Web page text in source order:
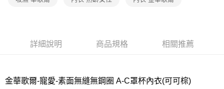
詳細說明 商品規格 相關推薦
金華歌爾-寵愛-素面無縫無鋼圈 A-C罩杯內衣(可可棕)